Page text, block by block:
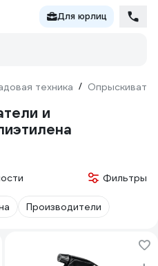
Для юрлиц
техника /
и
Фильтры
Производители